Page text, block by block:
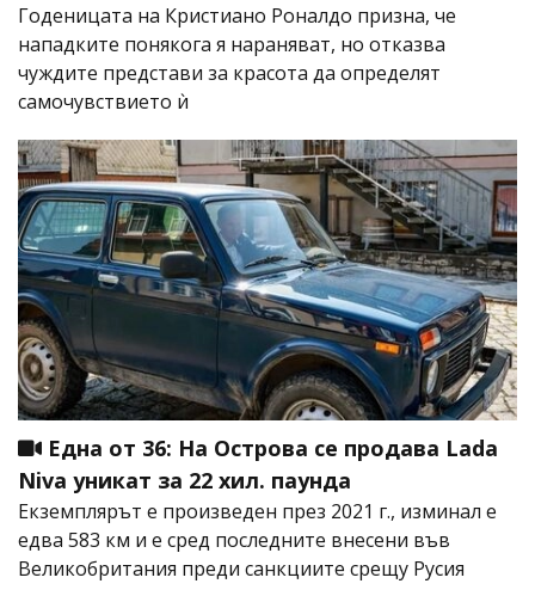
Годеницата на Кристиано Роналдо призна, че
нападките понякога я нараняват, но отказва
чуждите представи за красота да определят
самочувствието ѝ
Една от 36: На Острова се продава Lada
Niva уникат за 22 хил. паунда
Екземплярът е произведен през 2021 г., изминал е
едва 583 км и е сред последните внесени във
Великобритания преди санкциите срещу Русия